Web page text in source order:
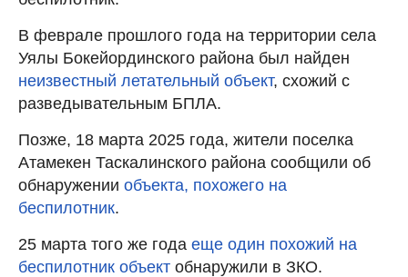
В феврале прошлого года на территории села
Уялы Бокейординского района был найден
неизвестный летательный объект, схожий с
разведывательным БПЛА.
Позже, 18 марта 2025 года, жители поселка
Атамекен Таскалинского района сообщили об
обнаружении объекта, похожего на
беспилотник.
25 марта того же года еще один похожий на
беспилотник объект обнаружили в ЗКО.